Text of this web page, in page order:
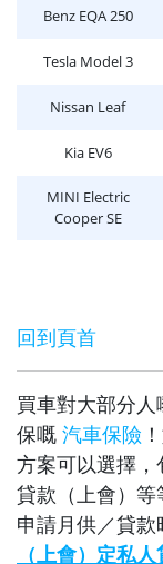
Benz EQA 250
Tesla Model 3
Nissan Leaf
Kia EV6
MINI Electric
Cooper SE
回到頁首
買車對大部分
保嘅 汽車保險
方案可以選擇
貸款（上會）等
申請月供／貸款
（上會）定私